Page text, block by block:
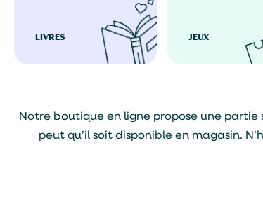
LIVRES JEUX
Notre boutique en ligne propose une partie
peut qu’il soit disponible en magasin.